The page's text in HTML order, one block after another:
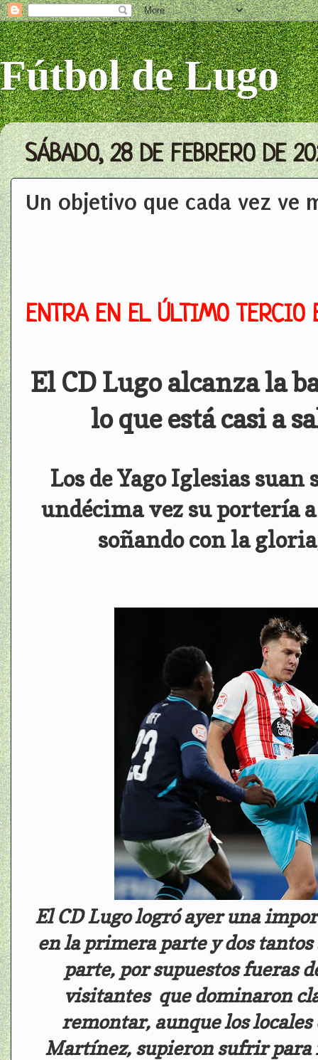
Fútbol de Lugo
SÁBADO, 28 DE FEBRERO DE
Un objetivo que cada vez ve
ENTRA EN EL ÚLTIMO
El CD Lugo alcanza la
lo que está casi a
Los de Yago Iglesias
undécima vez su portería
soñando con la
El CD Lugo logró ayer una
en la primera parte y dos tantos
parte, por supuestos fueras
visitantes que dominaron
remontar, aunque los locales
Martínez, supieron sufrir para